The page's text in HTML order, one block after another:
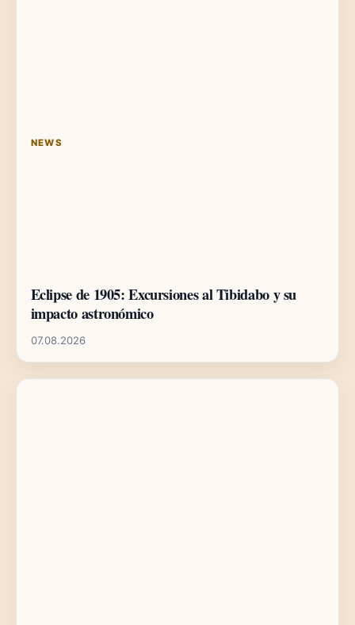
NEWS
Eclipse de 1905: Excursiones al Tibidabo y su
impacto astronómico
07.08.2026